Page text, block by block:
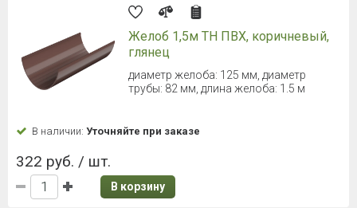
Желоб 1,5м ТН ПВХ, коричневый,
глянец
диаметр желоба: 125 мм, диаметр
трубы: 82 мм, длина желоба: 1.5 м
В наличии: Уточняйте при заказе
322 руб. / шт.
В корзину